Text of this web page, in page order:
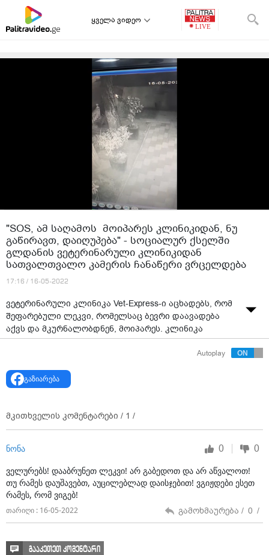
ყველა ვიდეო
"SOS, ამ საღამოს მოიპარეს კლინიკიდან, ნუ
გაწირავთ, დაიღუპება" - სოციალურ ქსელში
გლდანის ვეტერინარული კლინიკიდან
სათვალთვალო კამერის ჩანაწერი ვრცელდება
17:16 / 16-05-2022
ვეტერინარული კლინიკა Vet-Express-ი აცხადებს, რომ
შეფარებული ლეკვი, რომელსაც ბევრი დაავადება
აქვს და მკურნალობდნენ, მოიპარეს. კლინიკა
ითხოვს, რომ მოპარული ძაღლი უკან დააბრუნონ,
რადგან მკურნალობის გარეშე მის სიცოცხლეს
„SOS ვითხოვთ დახმარებას! გლდანის ვეტერინარული
მეტისის 6 თვის ლეკვი, რომელსაც გადატანილი
ჰქონდა ჭირი და ასევე აქვს ლეიშმანიოზი, რომელსაც
გატეხა ვოლიერი და საღამოს მოსვლისას ძაღლი
აღარ დაგვხვდა. ძაღლი არის ჩალისფერი. ტანის და
თავის ცახცახი ჰქონდა, რომელიც ჭირმა დაუტოვა.
ასევე, ფეხებზე, მუცელსა და სახეზე აღენიშნება კანის
სიწითლე. თუ ვინმემ შეამჩნია, გთხოვთ
დაგვიკავშირდეთ კლინიკაში, ან ამ ნომერზე დარეკეთ
ძაღლი არის კეთილი, ძალიან აქტიური. ვინმეს თუ
Autoplay
გაზიარება
მკითხველის კომენტარები / 1 /
ნონა 0 0
ველურებს! დააბრუნეთ ლეკვი! არ გაბედოთ და არ აწვალოთ!
თუ რამეს დაუშავებთ, აუცილებლად დაისჯებით! ვგიჟდები ესეთ
რამეს, რომ ვიგებ!
თარიღი : 16-05-2022 გამოხმაურება / 0 /
გააკეთეთ კომენტარი